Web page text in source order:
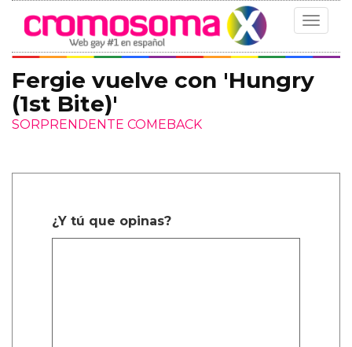
Toggle
Fergie vuelve con 'Hungry
(1st Bite)'
SORPRENDENTE COMEBACK
¿Y tú que opinas?